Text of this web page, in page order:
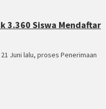
3.360 Siswa Mendaftar
Juni lalu, proses Penerimaan